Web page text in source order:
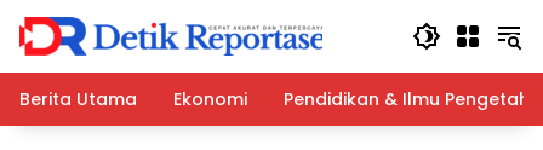
Langsung
konten
Berita Utama
Ekonomi Pendidikan & Ilmu